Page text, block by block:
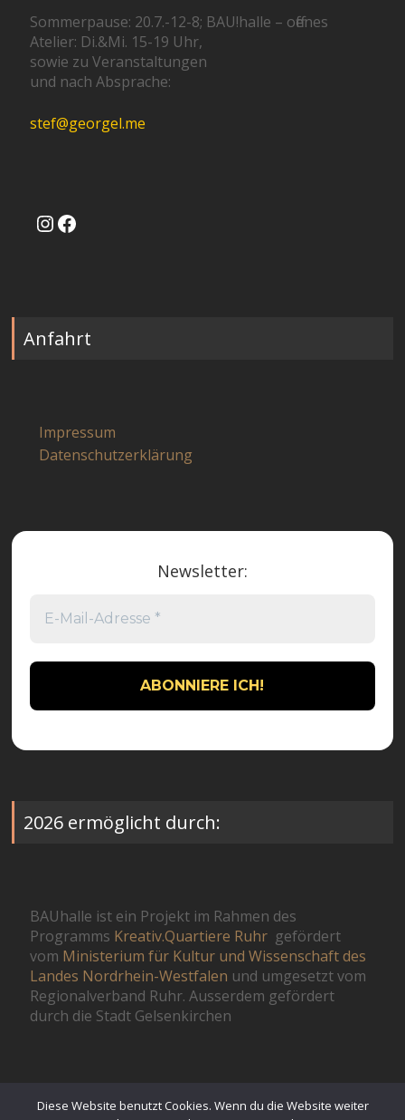
Sommerpause: 20.7.-12-8; BAU!halle – offenes
Atelier: Di.&Mi. 15-19 Uhr,
sowie zu Veranstaltungen
und nach Absprache:
stef@georgel.me
Instagram
Facebook
Anfahrt
Impressum
Datenschutzerklärung
Newsletter:
2026 ermöglicht durch:
BAUhalle ist ein Projekt im Rahmen des
Programms Kreativ.Quartiere Ruhr gefördert
vom Ministerium für Kultur und Wissenschaft des
Landes Nordrhein-Westfalen und umgesetzt vom
Regionalverband Ruhr. Ausserdem gefördert
durch die Stadt Gelsenkirchen
© St.GeOrgel 2026
Diese Website benutzt Cookies. Wenn du die Website weiter